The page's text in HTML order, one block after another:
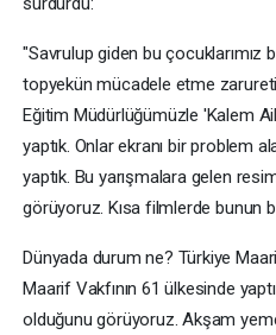
"Savrulup giden bu çocuklarımız
topyekün mücadele etme
Eğitim Müdürlüğümüzle 'Kalem
yaptık. Onlar ekranı bir problem
yaptık. Bu yarışmalara gelen
görüyoruz. Kısa filmlerde bunun
Dünyada durum ne? Türkiye
Maarif Vakfının 61 ülkesinde
olduğunu görüyoruz. Akşam